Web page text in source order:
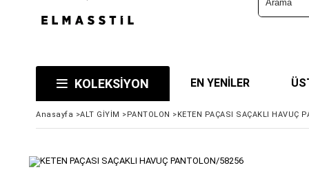
KOLEKSİYON EN YENİLER
Anasayfa >ALT GİYİM >PANTOLON >KETEN PAÇASI SAÇAKLI HAVUÇ